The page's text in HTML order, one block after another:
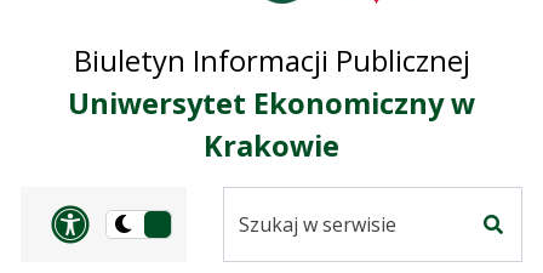
Biuletyn Informacji Publicznej
Uniwersytet Ekonomiczny w
Krakowie
Panel dostosowania
Przełącz
serwisie